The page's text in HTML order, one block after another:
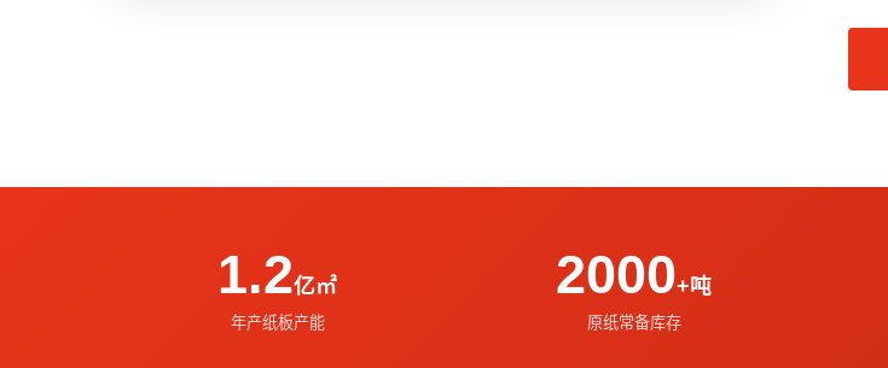
1.2亿㎡
年产纸板产能
2000+吨
原纸常备库存